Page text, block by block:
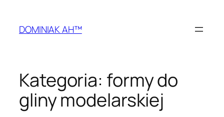
treściDOMINIAK AH™
Kategoria: formy do
gliny modelarskiej